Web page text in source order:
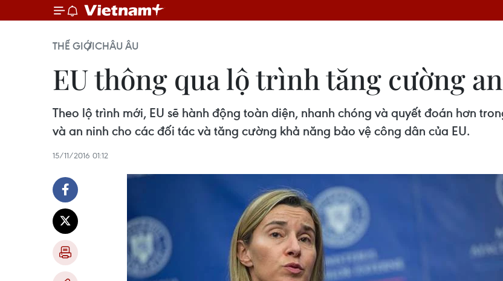
THẾ GIỚICHÂU ÂU
EU thông qua lộ trình tăng cường
Theo lộ trình mới, EU sẽ hành động toàn diện, nhanh chóng và quyết đoán hơn
và an ninh cho các đối tác và tăng cường khả năng bảo vệ công dân của EU.
15/11/2016 01:12